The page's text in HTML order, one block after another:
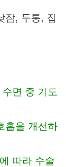
잠, 두통, 집
면 중 기도
흡을 개선하
따라 수술